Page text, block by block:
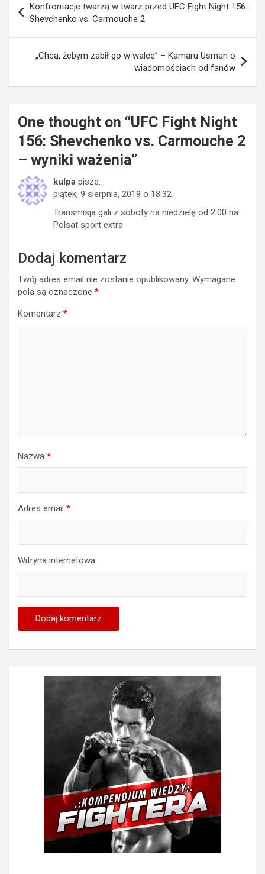
wpisu
Konfrontacje twarzą w twarz przed UFC Fight Night 156:
Shevchenko vs. Carmouche 2
„Chcą, żebym zabił go w walce” – Kamaru Usman o
wiadomościach od fanów
One thought on “UFC Fight Night
156: Shevchenko vs. Carmouche 2
– wyniki ważenia”
kulpa pisze:
piątek, 9 sierpnia, 2019 o 18:32
Transmisja gali z soboty na niedzielę od 2:00 na
Polsat sport extra
Dodaj komentarz
Twój adres email nie zostanie opublikowany. Wymagane
pola są oznaczone *
Komentarz *
Nazwa *
Adres email *
Witryna internetowa